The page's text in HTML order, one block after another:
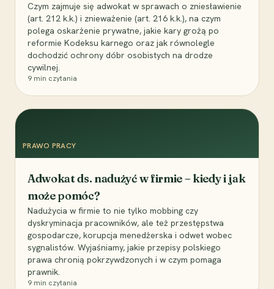
Czym zajmuje się adwokat w sprawach o zniesławienie
(art. 212 k.k.) i znieważenie (art. 216 k.k.), na czym
polega oskarżenie prywatne, jakie kary grożą po
reformie Kodeksu karnego oraz jak równolegle
dochodzić ochrony dóbr osobistych na drodze
cywilnej.
9 min czytania
PRAWO PRACY
Adwokat ds. nadużyć w firmie – kiedy i jak
może pomóc?
Nadużycia w firmie to nie tylko mobbing czy
dyskryminacja pracowników, ale też przestępstwa
gospodarcze, korupcja menedżerska i odwet wobec
sygnalistów. Wyjaśniamy, jakie przepisy polskiego
prawa chronią pokrzywdzonych i w czym pomaga
prawnik.
9 min czytania